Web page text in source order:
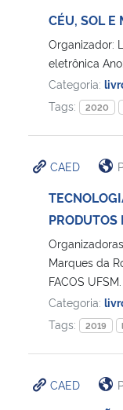
CÉU, SOL E
Organizador:
eletrônica
Categoria:
Tags:
2020
CAED
PRODUTOS
Marques da
FACOS
Categoria:
Tags:
2019
CAED